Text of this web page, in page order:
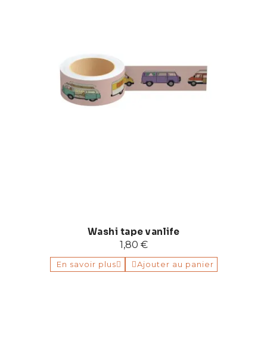
Washi tape vanlife
1,80 €
En savoir plus Ajouter au panier